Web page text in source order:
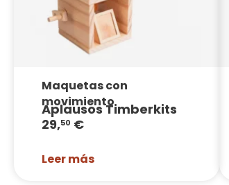
Maquetas con
movimiento
Aplausos Timberkits
29,50 €
Leer más